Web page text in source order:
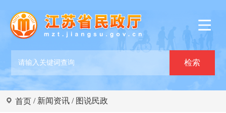
首页 / 新闻资讯 / 图说民政